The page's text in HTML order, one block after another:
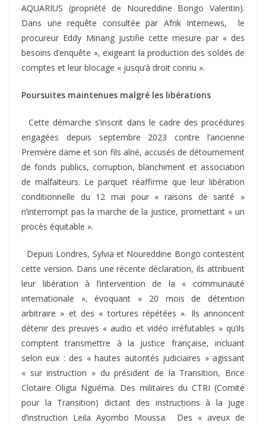
AQUARIUS (propriété de Noureddine Bongo Valentin).
Dans une requête consultée par Afrik Internews, le
procureur Eddy Minang justifie cette mesure par « des
besoins d’enquête », exigeant la production des soldes de
comptes et leur blocage « jusqu’à droit connu ».
Poursuites maintenues malgré les libérations
Cette démarche s’inscrit dans le cadre des procédures
engagées depuis septembre 2023 contre l’ancienne
Première dame et son fils aîné, accusés de détournement
de fonds publics, corruption, blanchiment et association
de malfaiteurs. Le parquet réaffirme que leur libération
conditionnelle du 12 mai pour « raisons de santé »
n’interrompt pas la marche de la justice, promettant « un
procès équitable ».
Depuis Londres, Sylvia et Noureddine Bongo contestent
cette version. Dans une récente déclaration, ils attribuent
leur libération à l’intervention de la « communauté
internationale », évoquant « 20 mois de détention
arbitraire » et des « tortures répétées ». Ils annoncent
détenir des preuves « audio et vidéo irréfutables » qu’ils
comptent transmettre à la justice française, incluant
selon eux : des « hautes autorités judiciaires » agissant
« sur instruction » du président de la Transition, Brice
Clotaire Oligui Nguéma. Des militaires du CTRI (Comité
pour la Transition) dictant des instructions à la juge
d’instruction Leila Ayombo Moussa. Des « aveux de